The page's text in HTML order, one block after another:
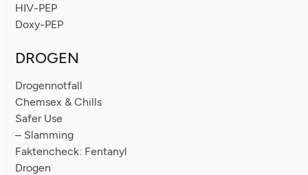
HIV-PEP
Doxy-PEP
DROGEN
Drogennotfall
Chemsex & Chills
Safer Use
– Slamming
Faktencheck: Fentanyl
Drogen